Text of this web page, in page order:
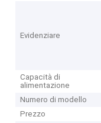
Evidenziare
Capacità di
alimentazione
Numero di modello
Prezzo